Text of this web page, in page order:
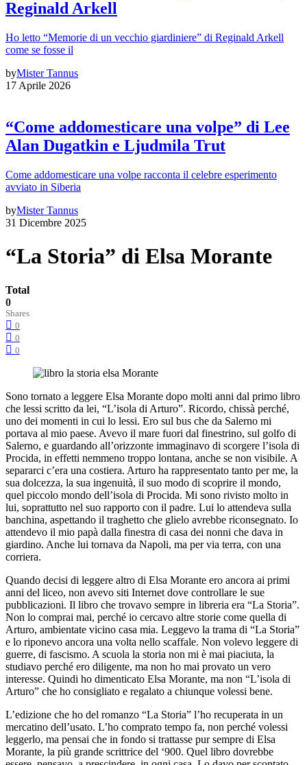
Reginald Arkell
Ho letto “Memorie di un vecchio giardiniere” di Reginald Arkell
come se fosse il
byMister Tannus
17 Aprile 2026
“Come addomesticare una volpe” di Lee
Alan Dugatkin e Ljudmila Trut
Come addomesticare una volpe racconta il celebre esperimento
avviato in Siberia
byMister Tannus
31 Dicembre 2025
“La Storia” di Elsa Morante
Total
0
Shares
0
0
0
Sono tornato a leggere Elsa Morante dopo molti anni dal primo libro
che lessi scritto da lei, “L’isola di Arturo”. Ricordo, chissà perché,
uno dei momenti in cui lo lessi. Ero sul bus che da Salerno mi
portava al mio paese. Avevo il mare fuori dal finestrino, sul golfo di
Salerno, e guardando all’orizzonte immaginavo di scorgere l’isola di
Procida, in effetti nemmeno troppo lontana, anche se non visibile. A
separarci c’era una costiera. Arturo ha rappresentato tanto per me, la
sua dolcezza, la sua ingenuità, il suo modo di scoprire il mondo,
quel piccolo mondo dell’isola di Procida. Mi sono rivisto molto in
lui, soprattutto nel suo rapporto con il padre. Lui lo attendeva sulla
banchina, aspettando il traghetto che glielo avrebbe riconsegnato. Io
attendevo il mio papà dalla finestra di casa dei nonni che dava in
giardino. Anche lui tornava da Napoli, ma per via terra, con una
corriera.
Quando decisi di leggere altro di Elsa Morante ero ancora ai primi
anni del liceo, non avevo siti Internet dove controllare le sue
pubblicazioni. Il libro che trovavo sempre in libreria era “La Storia”.
Non lo comprai mai, perché io cercavo altre storie come quella di
Arturo, ambientate vicino casa mia. Leggevo la trama di “La Storia”
e lo riponevo ancora una volta nello scaffale. Non volevo leggere di
guerre, di fascismo. A scuola la storia non mi è mai piaciuta, la
studiavo perché ero diligente, ma non ho mai provato un vero
interesse. Quindi ho dimenticato Elsa Morante, ma non “L’isola di
Arturo” che ho consigliato e regalato a chiunque volessi bene.
L’edizione che ho del romanzo “La Storia” l’ho recuperata in un
mercatino dell’usato. L’ho comprato tempo fa, non perché volessi
leggerlo, ma pensai che in fondo si trattasse pur sempre di Elsa
Morante, la più grande scrittrice del ‘900. Quel libro dovrebbe